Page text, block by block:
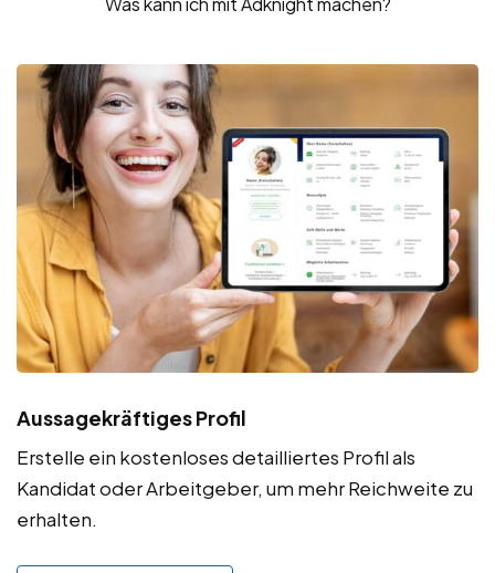
Aussagekräftiges Profil
Erstelle ein kostenloses detailliertes Profil als
Kandidat oder Arbeitgeber, um mehr Reichweite zu
erhalten.